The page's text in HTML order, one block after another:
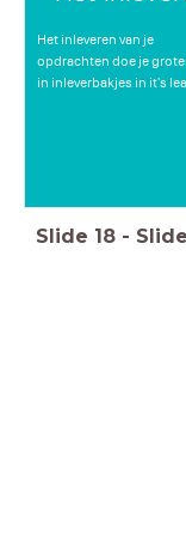
Het inleveren van je
opdrachten doe je
in inleverbakjes in it's
Slide 18 - Slide